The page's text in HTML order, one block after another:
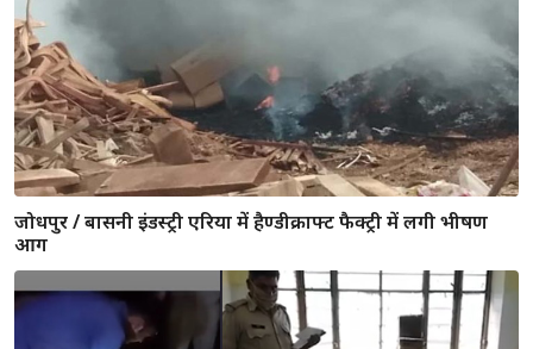
राजस्थान / 2150 नए पॉजिटिव केस आए सामने, 14 लोगों की हुई मौत;